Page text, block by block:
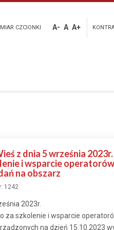
CZCIONKI A- A A+
z dnia 5 września
i wsparcie
na obszarz
1242
2023r.
szkolenie i wsparcie
na dzień 15.10.2023